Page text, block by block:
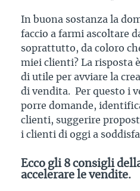
In buona sostanza la
faccio a farmi ascoltare
soprattutto, da coloro
miei clienti? La risposta
di utile per avviare la
di vendita. Per questo i
porre domande,
clienti, suggerire
i clienti di oggi a
Ecco gli 8 consigli
accelerare le vendite.